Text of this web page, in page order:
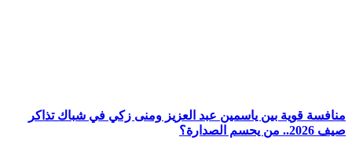
منافسة قوية بين ياسمين عبد العزيز ومنى زكي في شباك تذاكر
صيف 2026.. من يحسم الصدارة؟